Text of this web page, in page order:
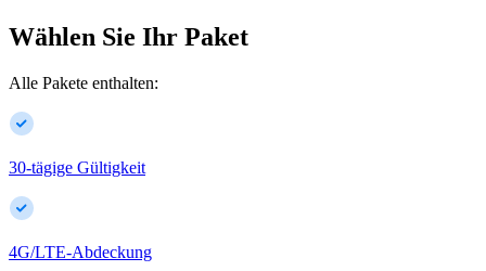
Wählen Sie Ihr Paket
Alle Pakete enthalten:
30-tägige Gültigkeit
4G/LTE-Abdeckung